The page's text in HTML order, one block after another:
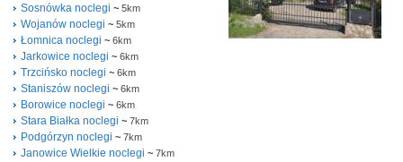
Sosnówka noclegi ~ 5km
Wojanów noclegi ~ 5km
Łomnica noclegi ~ 6km
Jarkowice noclegi ~ 6km
Trzcińsko noclegi ~ 6km
Staniszów noclegi ~ 6km
Borowice noclegi ~ 6km
Stara Białka noclegi ~ 7km
Podgórzyn noclegi ~ 7km
Janowice Wielkie noclegi ~ 7km